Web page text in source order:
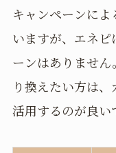
キャンペーンに
いますが、エネ
ーンはありませ
り換えたい方は
活用するのが良い